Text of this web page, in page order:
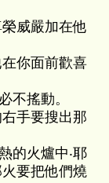
威嚴加在他
你面前歡喜
不搖動。
手要搜出那
的火爐中‧耶
要把他們燒